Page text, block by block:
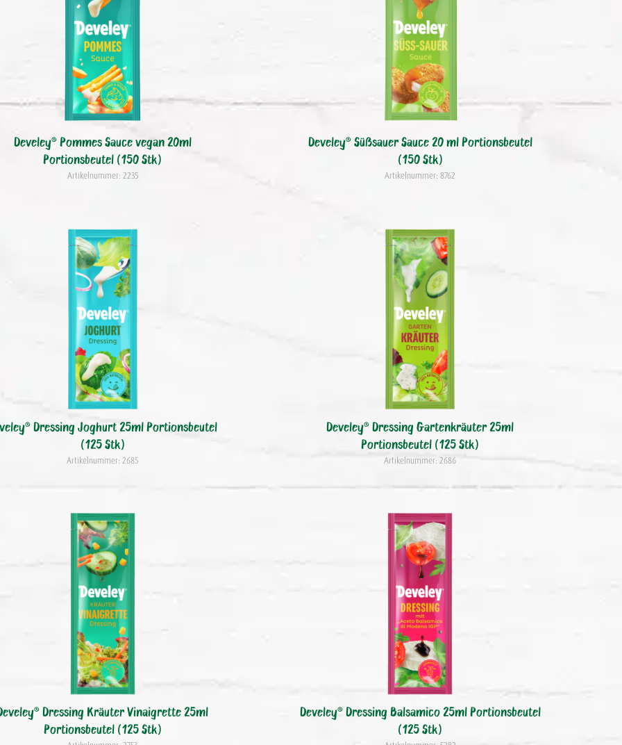
Develey® Pommes Sauce vegan 20ml
Portionsbeutel (150 Stk)
Artikelnummer: 2235
Develey® Süßsauer Sauce 20 ml Portionsbeutel
(150 Stk)
Artikelnummer: 8762
Dressing Joghurt 25ml Portionsbeutel
(125 Stk)
Artikelnummer: 2685
Develey® Dressing Gartenkräuter 25ml
Portionsbeutel (125 Stk)
Artikelnummer: 2686
Dressing Kräuter Vinaigrette 25ml
Portionsbeutel (125 Stk)
Develey® Dressing Balsamico 25ml Portionsbeutel
(125 Stk)